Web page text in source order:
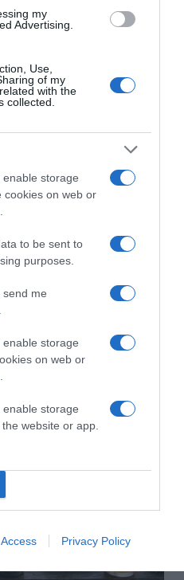
my
Advertising.
Use,
of my
with the
collected.
storage
cookies on web or
to be sent to
purposes.
send me
storage
on web or
storage
website or app.
Privacy Policy
Következő bejegyzés
férfit választ